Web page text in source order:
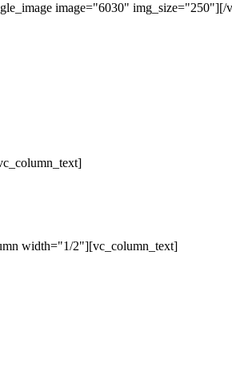
image="6030"
width="1/2"][vc_column_text]